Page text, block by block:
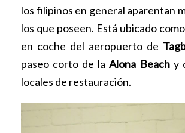
los filipinos en general aparentan
los que poseen. Está ubicado
en coche del aeropuerto de
paseo corto de laAlona Beachy
locales de restauración.